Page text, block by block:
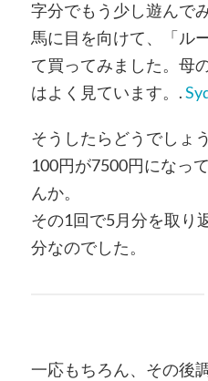
字分でもう少し遊んで
馬に目を向けて、「ル
て買ってみました。母
はよく見ています。.
そうしたらどうでしょ
100円が7500円になっ
んか。
その1回で5月分を取り
分なのでした。
一応もちろん、その後